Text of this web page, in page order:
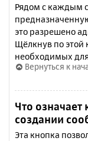
Рядом с каждым
это разрешено
Щёлкнув по этой
необходимых
Вернуться к
Что означает
создании
Эта кнопка